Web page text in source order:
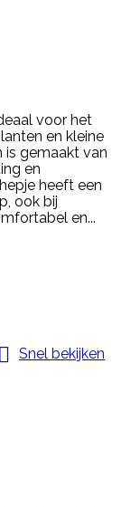
voor het
en kleine
is gemaakt van
en
heeft een
ook bij
en...
 Snel bekijken